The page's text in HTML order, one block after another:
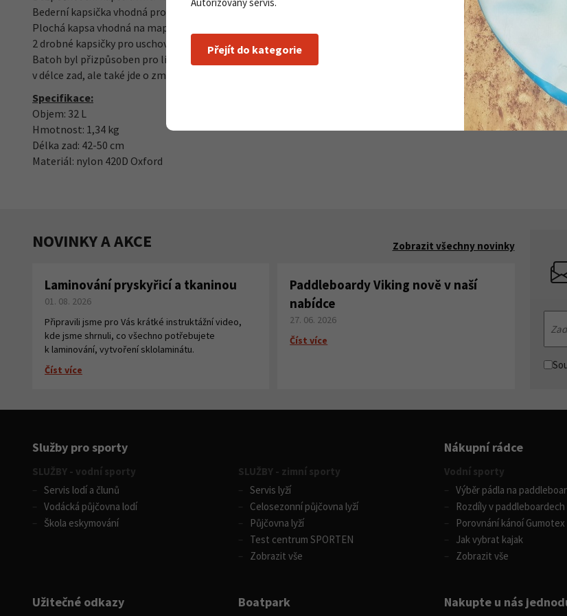
Bederní kapsička vhodná pro telefon, kompaktní foťák, GPS nebo jiné aktivní věci, které chceš mít po ruce na
Plochá kapsa vhodná na mapu, buzolu, turistický deník a jiné drobnosti.
2 drobné kapsičky pro uschování popruhů, přezek a síťky na helmu.
Batoh byl přizpůsoben pro lidi se střední délkou zad 42-50 cm – na postavu přibližně 170 až 195 cm. Délka se
v délce zad, ale také jde o změny v tvaru ramenních popruhů a přizpůsobení bederního pásu. Batoh tak ideálně
Specifikace:
Objem: 32 L
Hmotnost: 1,34 kg
Délka zad: 42-50 cm
Materiál: nylon 420D Oxford
NOVINKY A AKCE Zobrazit všechny novinky
Laminování pryskyřicí a tkaninou
01. 08. 2026
Připravili jsme pro Vás krátké instruktážní video,
kde jsme shrnuli, co všechno potřebujete
k laminování, vytvoření sklolaminátu.
Číst více
Paddleboardy Viking nově v naší
nabídce
27. 06. 2026
Číst více
Služby pro sporty
SLUŽBY - vodní sporty
Servis lodí a člunů
Vodácká půjčovna lodí
Škola eskymování
SLUŽBY - zimní sporty
Servis lyží
Celosezonní půjčovna lyží
Půjčovna lyží
Test centrum SPORTEN
Zobrazit vše
Nákupní rádce
Vodní sporty
Výběr pádla na
Rozdíly v paddleboardech
Porovnání kánoí Gumotex
Jak vybrat kajak
Zobrazit vše
Užitečné odkazy Boatpark Nakupte u nás
Přejít do kategorie